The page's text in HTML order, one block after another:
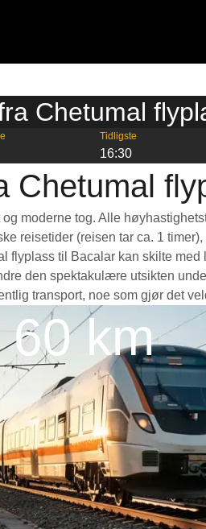
Chetumal
Tidligste
16:30
Chetumal
moderne tog. Alle
reisetider (reisen tar ca. 1
til Bacalar kan skilte
den spektakulære utsikten
transport, noe som gjør det
60 km